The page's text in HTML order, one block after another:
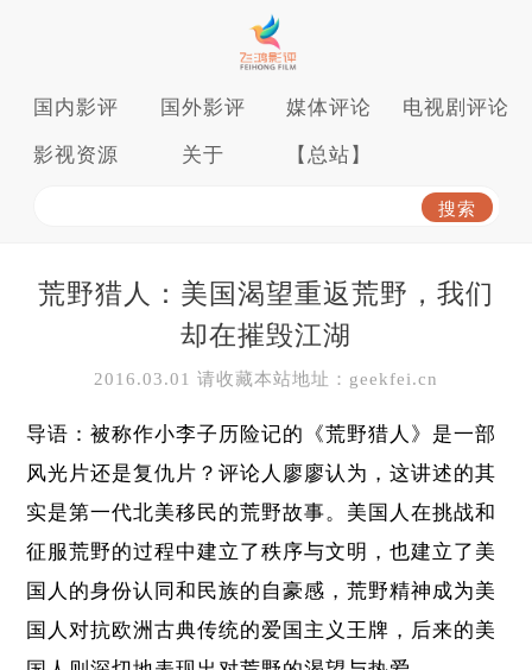
国内影评 国外影评 媒体评论 电视剧评论
影视资源 关于 【总站】
荒野猎人：美国渴望重返荒野，我们
却在摧毁江湖
2016.03.01 请收藏本站地址：geekfei.cn
导语：被称作小李子历险记的《荒野猎人》是一部
风光片还是复仇片？评论人廖廖认为，这讲述的其
实是第一代北美移民的荒野故事。美国人在挑战和
征服荒野的过程中建立了秩序与文明，也建立了美
国人的身份认同和民族的自豪感，荒野精神成为美
国人对抗欧洲古典传统的爱国主义王牌，后来的美